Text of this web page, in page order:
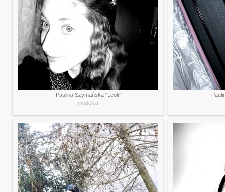
Paulina Szymańska "Leoli"
modelka